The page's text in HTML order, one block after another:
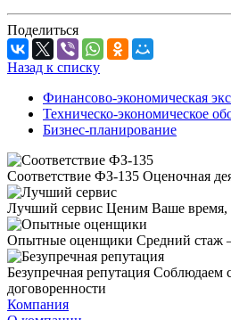
Поделиться
Назад к списку
Финансово-экономическая
Техническо-экономическое
Бизнес-планирование
Соответствие ФЗ-135 Оценочная
Лучший сервис Ценим Ваше время,
Опытные оценщики Средний стаж
Безупречная репутация Соблюдаем
договоренности
Компания